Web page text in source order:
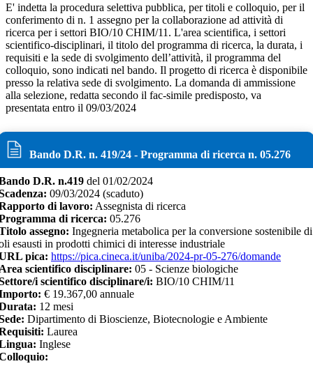
E' indetta la procedura selettiva pubblica, per titoli e colloquio, per il
conferimento di n. 1 assegno per la collaborazione ad attività di
ricerca per i settori BIO/10 CHIM/11. L'area scientifica, i settori
scientifico-disciplinari, il titolo del programma di ricerca, la durata, i
requisiti e la sede di svolgimento dell’attività, il programma del
colloquio, sono indicati nel bando. Il progetto di ricerca è disponibile
presso la relativa sede di svolgimento. La domanda di ammissione
alla selezione, redatta secondo il fac-simile predisposto, va
presentata entro il 09/03/2024
Bando D.R. n. 419/24 - Programma di ricerca n. 05.276
D.R. n.419 del 01/02/2024
09/03/2024 (scaduto)
di lavoro: Assegnista di ricerca
di ricerca: 05.276
assegno: Ingegneria metabolica per la conversione sostenibile di
esausti in prodotti chimici di interesse industriale
pica: https://pica.cineca.it/uniba/2024-pr-05-276/domande
scientifico disciplinare: 05 - Scienze biologiche
i scientifico disciplinare/i: BIO/10 CHIM/11
€ 19.367,00 annuale
12 mesi
Dipartimento di Bioscienze, Biotecnologie e Ambiente
Laurea
Inglese